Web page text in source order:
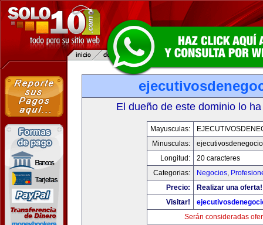
El dueño de este dominio lo
Mayusculas:
Minusculas:
Longitud:
20 caracteres
Categorias:
Negocios,
Precio:
Realizar una oferta!
Visitar!
Serán consideradas